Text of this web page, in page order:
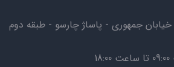
خیابان جمهوری - پاساژ چارسو - طبقه دوم